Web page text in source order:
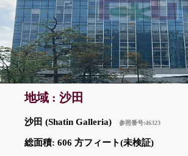
地域 : 沙田
沙田 (Shatin Galleria) 参照番号:46323
総面積: 606 方フィート(未検証)